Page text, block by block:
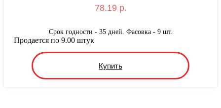
78.19 р.
Срок годности - 35 дней. Фасовка - 9 шт.
Купить
Продается по 9.00 штук